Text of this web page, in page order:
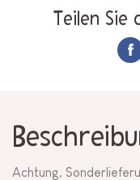
Teilen
Achtung,